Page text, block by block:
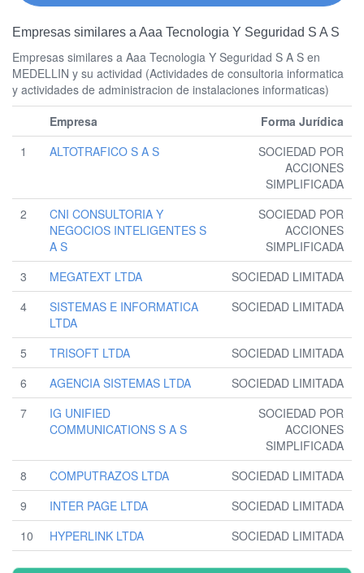
Empresas similares a Aaa Tecnologia Y Seguridad S A S
Empresas similares a Aaa Tecnologia Y Seguridad S A S en
MEDELLIN y su actividad (Actividades de consultoria informatica
y actividades de administracion de instalaciones informaticas)
Empresa
Forma Jurídica
1
ALTOTRAFICO S A S
SOCIEDAD POR
ACCIONES
SIMPLIFICADA
2
CNI CONSULTORIA Y
NEGOCIOS INTELIGENTES S
A S
SOCIEDAD POR
ACCIONES
SIMPLIFICADA
3
MEGATEXT LTDA
SOCIEDAD LIMITADA
4
SISTEMAS E INFORMATICA
LTDA
SOCIEDAD LIMITADA
5 TRISOFT LTDA
SOCIEDAD LIMITADA
6
AGENCIA SISTEMAS LTDA
SOCIEDAD LIMITADA
7
IG UNIFIED
COMMUNICATIONS S A S
SOCIEDAD POR
ACCIONES
SIMPLIFICADA
8
COMPUTRAZOS LTDA
SOCIEDAD LIMITADA
9
INTER PAGE LTDA
SOCIEDAD LIMITADA
10
HYPERLINK LTDA SOCIEDAD LIMITADA